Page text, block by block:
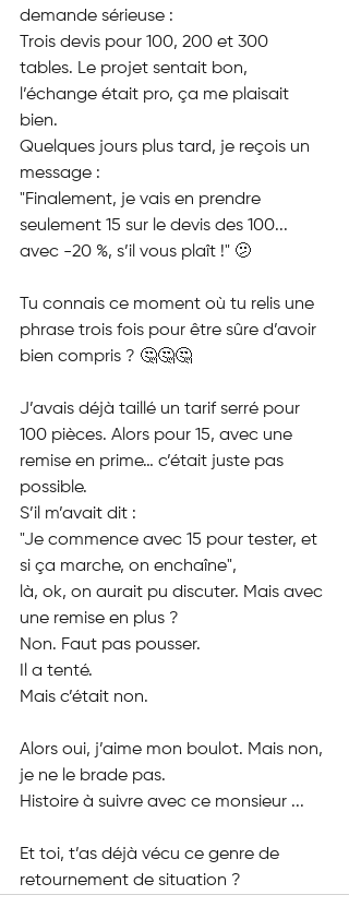
demande sérieuse :
Trois devis pour 100, 200 et 300
tables. Le projet sentait bon,
l’échange était pro, ça me plaisait
bien.
Quelques jours plus tard, je reçois un
message :
"Finalement, je vais en prendre
seulement 15 sur le devis des 100...
avec -20 %, s’il vous plaît !" 🫤
Tu connais ce moment où tu relis une
phrase trois fois pour être sûre d’avoir
bien compris ? 🤔🤔🤔
J’avais déjà taillé un tarif serré pour
100 pièces. Alors pour 15, avec une
remise en prime… c’était juste pas
possible.
S’il m’avait dit :
"Je commence avec 15 pour tester, et
si ça marche, on enchaîne",
là, ok, on aurait pu discuter. Mais avec
une remise en plus ?
Non. Faut pas pousser.
Il a tenté.
Mais c’était non.
Alors oui, j’aime mon boulot. Mais non,
je ne le brade pas.
Histoire à suivre avec ce monsieur ...
Et toi, t’as déjà vécu ce genre de
retournement de situation ?